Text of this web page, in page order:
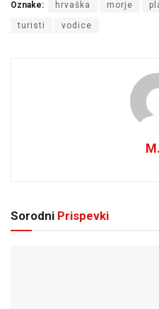
Oznake: hrvaška morje
turisti vodice
Sorodni Prispevki